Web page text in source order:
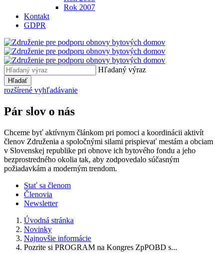
Rok 2007
Kontakt
GDPR
Hľadaný výraz
Hľadať
rozšírené vyhľadávanie
Pár slov o nás
Chceme byť aktívnym článkom pri pomoci a koordinácii aktivít
členov Združenia a spoločnými silami prispievať mestám a obciam
v Slovenskej republike pri obnove ich bytového fondu a jeho
bezprostredného okolia tak, aby zodpovedalo súčasným
požiadavkám a moderným trendom.
Stať sa členom
Členovia
Newsletter
Úvodná stránka
Novinky
Najnovšie informácie
Pozrite si PROGRAM na Kongres ZpPOBD s...